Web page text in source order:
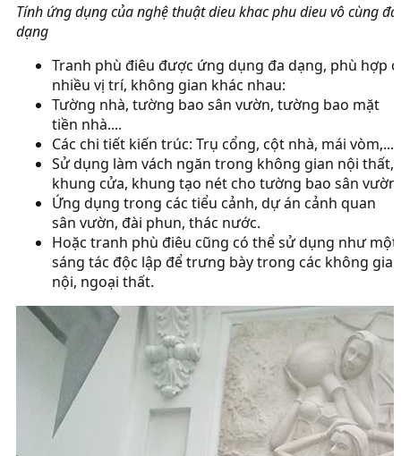
Tính ứng dụng của nghệ thuật dieu khac phu dieu vô cùng đa
dạng
Tranh phù điêu được ứng dụng đa dạng, phù hợp ở
nhiều vị trí, không gian khác nhau:
Tường nhà, tường bao sân vườn, tường bao mặt
tiền nhà....
Các chi tiết kiến trúc: Trụ cổng, cột nhà, mái vòm,....
Sử dụng làm vách ngăn trong không gian nội thất,
khung cửa, khung tạo nét cho tường bao sân vườn.
Ứng dụng trong các tiểu cảnh, dự án cảnh quan
sân vườn, đài phun, thác nước.
Hoặc tranh phù điêu cũng có thể sử dụng như một
sáng tác độc lập để trưng bày trong các không gian
nội, ngoại thất.